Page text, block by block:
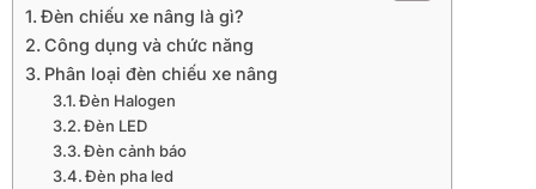
Đèn chiếu xe nâng là gì?
Công dụng và chức năng
Phân loại đèn chiếu xe nâng
Đèn Halogen
Đèn LED
Đèn cảnh báo
Đèn pha led